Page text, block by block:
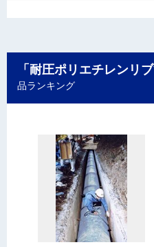
「耐圧ポリエチレンリ
品ランキング